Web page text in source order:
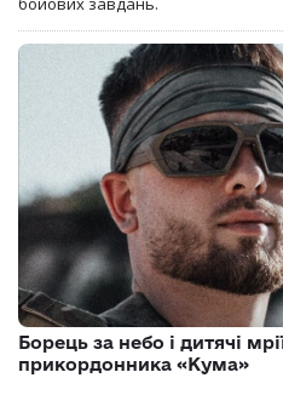
Борець за небо і дитячі
прикордонника «Кума»